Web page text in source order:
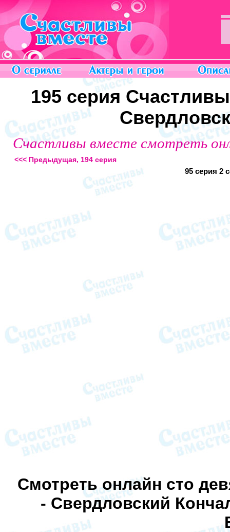
195 серия
Счастливы вместе смотреть
<<< Предыдущая, 194 серия
95 серия 2
Смотреть онлайн сто
- Свердловский